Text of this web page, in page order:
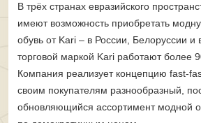
В трёх странах евразийского
имеют возможность приобретать
обувь от Kari – в России, Белоруссии и
торговой маркой Kari работают более
Компания реализует концепцию fast-
своим покупателям разнообразный,
обновляющийся ассортимент модной